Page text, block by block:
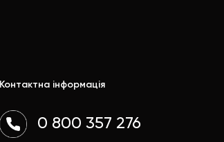
Контактна інформація
0 800 357 276